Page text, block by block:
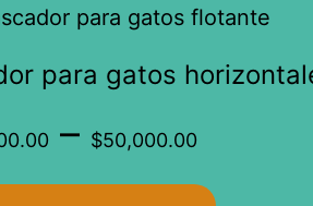
para gatos
– $50,000.00Price
Este
tiene
múltiples